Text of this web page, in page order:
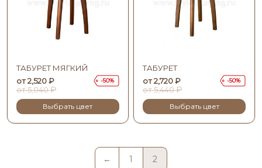
ТАБУРЕТ МЯГКИЙ
от2,520₽
от5,040₽
50
Выбрать цвет
ТАБУРЕТ
от2,720₽
от5,440₽
50
Выбрать цвет
← 1 2